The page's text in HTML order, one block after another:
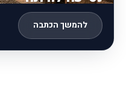
להמשך הכתבה